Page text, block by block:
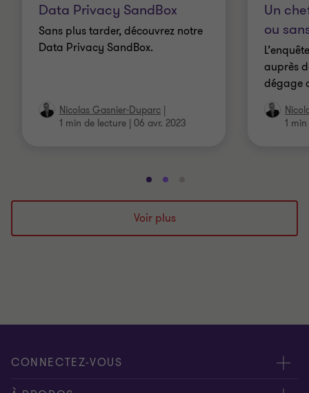
Data Privacy SandBox
Sans plus tarder, découvrez notre
Data Privacy SandBox.
Nicolas Gasnier-Duparc
1 min de lecture
06 avr. 2023
Un
ou
auprès
dégage
1
Aller
à
la
diapositive
Aller
à
la
diapositive
à
diapositive
Voir plus
CONNECTEZ-VOUS